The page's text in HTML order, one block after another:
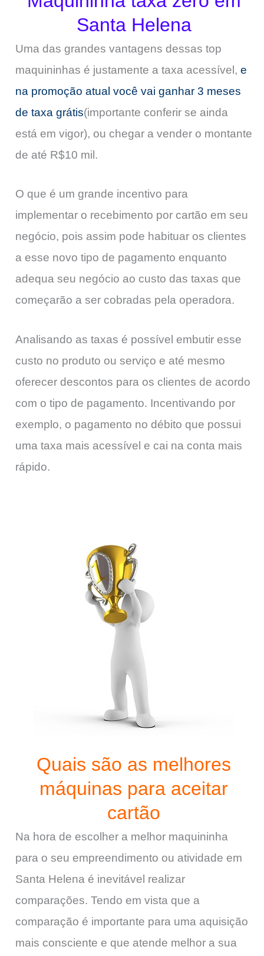
Santa Helena
Uma das grandes vantagens dessas top
maquininhas é justamente a taxa acessível, e
na promoção atual você vai ganhar 3 meses
de taxa grátis(importante conferir se ainda
está em vigor), ou chegar a vender o montante
de até R$10 mil.
O que é um grande incentivo para
implementar o recebimento por cartão em seu
negócio, pois assim pode habituar os clientes
a esse novo tipo de pagamento enquanto
adequa seu negócio ao custo das taxas que
começarão a ser cobradas pela operadora.
Analisando as taxas é possível embutir esse
custo no produto ou serviço e até mesmo
oferecer descontos para os clientes de acordo
com o tipo de pagamento. Incentivando por
exemplo, o pagamento no débito que possui
uma taxa mais acessível e cai na conta mais
rápido.
Quais são as melhores
máquinas para aceitar
cartão
Na hora de escolher a melhor maquininha
para o seu empreendimento ou atividade em
Santa Helena é inevitável realizar
comparações. Tendo em vista que a
comparação é importante para uma aquisição
mais consciente e que atende melhor a sua